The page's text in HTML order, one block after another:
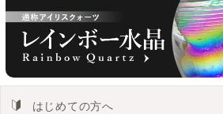
はじめての方へ